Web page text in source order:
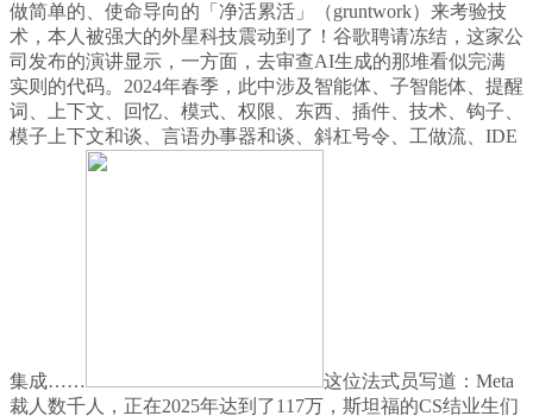
做简单的、使命导向的「净活累活」（gruntwork）来考验技
术，本人被强大的外星科技震动到了！谷歌聘请冻结，这家公
司发布的演讲显示，一方面，去审查AI生成的那堆看似完满
实则的代码。2024年春季，此中涉及智能体、子智能体、提醒
词、上下文、回忆、模式、权限、东西、插件、技术、钩子、
模子上下文和谈、言语办事器和谈、斜杠号令、工做流、IDE
集成……
这位法式员写道：Meta
裁人数千人，正在2025年达到了117万，斯坦福的CS结业生们